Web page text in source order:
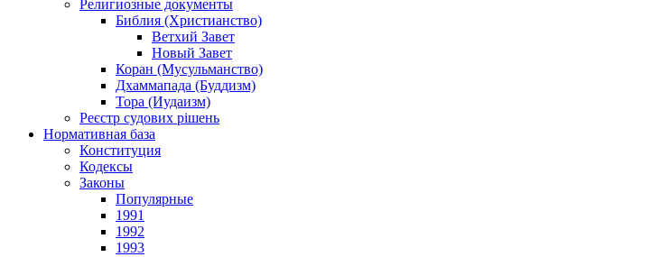
Религиозные документы
Библия (Христианство)
Ветхий Завет
Новый Завет
Коран (Мусульманство)
Дхаммапада (Буддизм)
Тора (Иудаизм)
Реєстр судових рішень
Нормативная база
Конституция
Кодексы
Законы
Популярные
1991
1992
1993